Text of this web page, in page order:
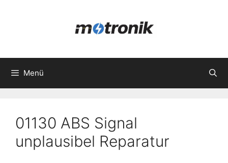
Menü
01130 ABS Signal
unplausibel Reparatur